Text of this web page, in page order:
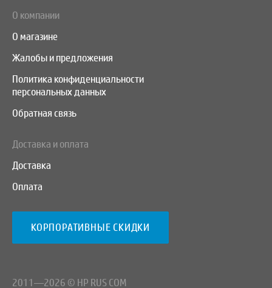
О компании
О магазине
Жалобы и предложения
Политика конфиденциальности
персональных данных
Обратная связь
Доставка и оплата
Доставка
Оплата
КОРПОРАТИВНЫЕ СКИДКИ
2011—2026 © HP RUS COM